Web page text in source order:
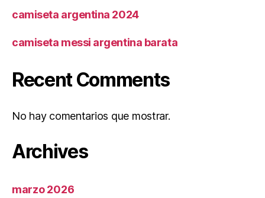
camiseta argentina 2024
camiseta messi argentina barata
Recent Comments
No hay comentarios que mostrar.
Archives
marzo 2026